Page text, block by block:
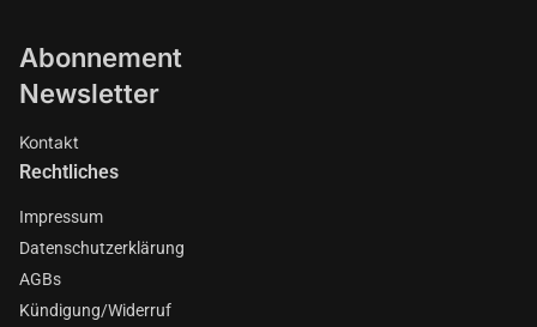
Abonnement
Newsletter
Kontakt
Rechtliches
Impressum
Datenschutzerklärung
AGBs
Kündigung/Widerruf